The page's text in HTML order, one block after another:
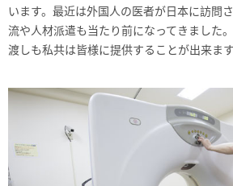
います。最近は外国人の医者が日本に訪問
流や人材派遣も当たり前になってきました
渡しも私共は皆様に提供することが出来ます